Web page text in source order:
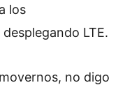
los
LTE.
no digo